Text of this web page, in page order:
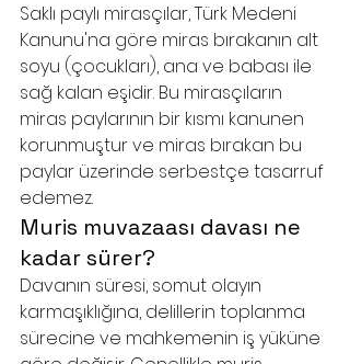
Saklı paylı mirasçılar, Türk Medeni
Kanunu'na göre miras bırakanın alt
soyu (çocukları), ana ve babası ile
sağ kalan eşidir. Bu mirasçıların
miras paylarının bir kısmı kanunen
korunmuştur ve miras bırakan bu
paylar üzerinde serbestçe tasarruf
edemez.
Muris muvazaası davası ne
kadar sürer?
Davanın süresi, somut olayın
karmaşıklığına, delillerin toplanma
sürecine ve mahkemenin iş yüküne